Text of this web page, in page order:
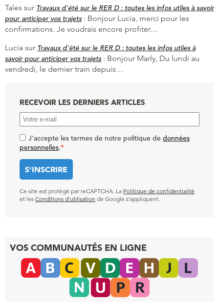
Tales sur Travaux d’été sur le RER D : toutes les infos utiles à savoir
pour anticiper vos trajets : Bonjour Lucia, merci pour les
confirmations. Je voudrais encore profiter…
Lucia sur Travaux d’été sur le RER D : toutes les infos utiles à
savoir pour anticiper vos trajets : Bonjour Marly, Du lundi au
vendredi, le dernier train depuis…
RECEVOIR LES DERNIERS ARTICLES
J'accepte les termes de notre politique de données
personnelles.*
Ce site est protégé par reCAPTCHA. La Politique de confidentialité
et les Conditions d’utilisation de Google s’appliquent.
VOS COMMUNAUTÉS EN LIGNE